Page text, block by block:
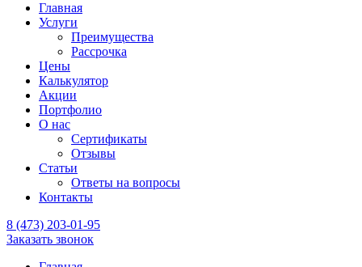
Главная
Услуги
Преимущества
Рассрочка
Цены
Калькулятор
Акции
Портфолио
О нас
Сертификаты
Отзывы
Статьи
Ответы на вопросы
Контакты
8 (473) 203-01-95
Заказать звонок